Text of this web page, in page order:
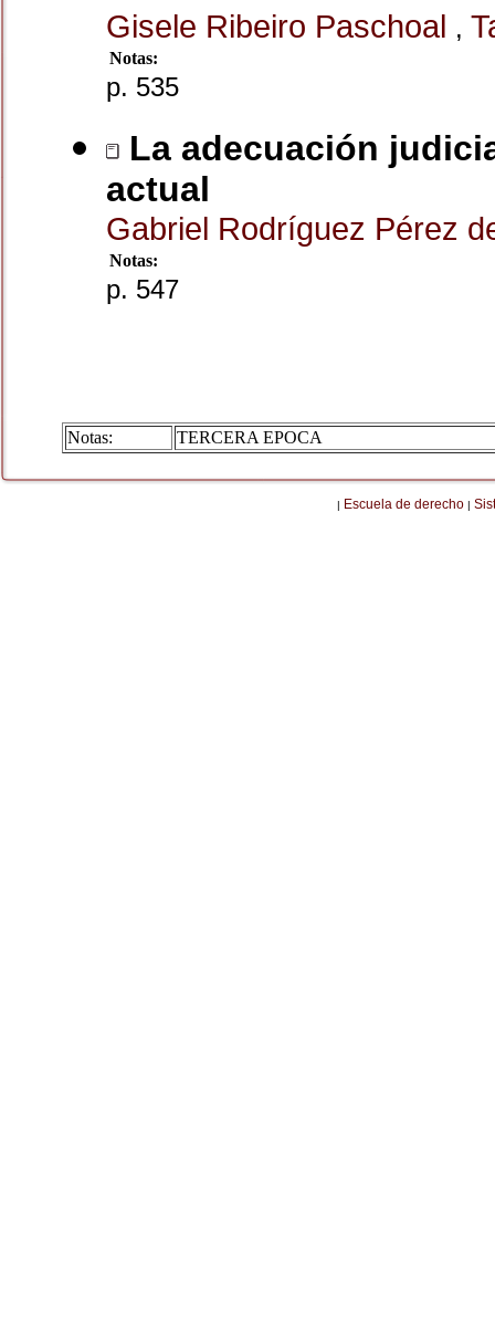
Gisele Ribeiro Paschoal ,
Notas:
p. 535
La adecuación
actual
Gabriel Rodríguez Pérez
Notas:
p. 547
Notas: TERCERA EPOCA
| Escuela de derecho |